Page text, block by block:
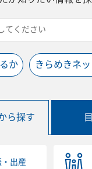
か きらめきネ
ら探す
出産